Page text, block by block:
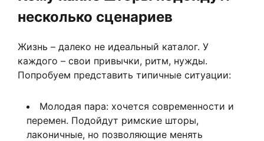
несколько сценариев
Жизнь – далеко не идеальный каталог. У
каждого – свои привычки, ритм, нужды.
Попробуем представить типичные ситуации:
Молодая пара: хочется современности и
перемен. Подойдут римские шторы,
лаконичные, но позволяющие менять